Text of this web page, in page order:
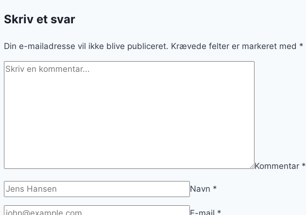
Skriv et svar
Din e-mailadresse vil ikke blive publiceret. Krævede felter er markeret med *
Kommentar *
Navn *
E-mail *